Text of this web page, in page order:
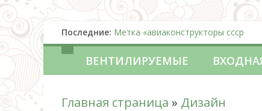
Последние: Метка «авиаконструкторы ссср
Что такое НДС простыми словами:
Датчики для напорных
ВЕНТИЛИРУЕМЫЕ
Главная страница » Дизайн